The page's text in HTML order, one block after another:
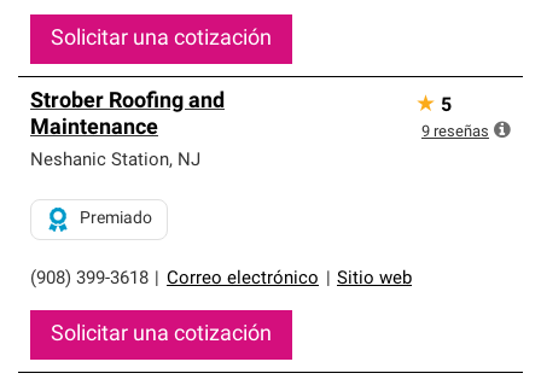
sistemas de techos.
Solicitar una cotización
Strober Roofing and
Maintenance
Neshanic Station, NJ
(908) 399-3618 Correo electrónico Sitio web
Premiado
Solicitar una cotización
★ 5
9 reseñas